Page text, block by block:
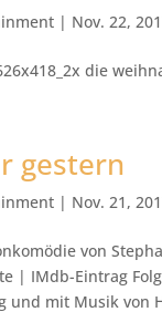
| Nov. 22,
die
gestern
| Nov. 21,
von
| IMdb-Eintrag
und mit Musik von